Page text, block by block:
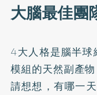
大腦最佳
4大人格是腦半球
模組的天然副產
請想想，有哪一